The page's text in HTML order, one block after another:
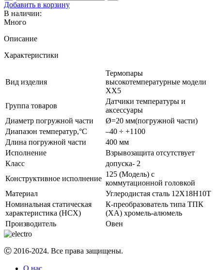
Добавить в корзину
В наличии:
Много
Описание
Характеристики
Вид изделия
Термопары
высокотемпературные модели
ХХ5
Группа товаров
Датчики температуры и
аксессуары
Диаметр погружной части
Ø=20 мм(погружной части)
Диапазон температур,°С
–40 ÷ +1100
Длина погружной части
400 мм
Исполнение
Взрывозащита отсутствует
Класс
допуска- 2
Конструктивное исполнение
125 (Модель) с
коммутационной головкой
Материал
Углеродистая сталь 12Х18Н10Т
Номинальная статическая
характеристика (НСХ)
К-преобразователь типа ТПК
(ХА) хромель-алюмель
Производитель
Овен
Ⓒ 2016-2024. Все права защищены.
О нас